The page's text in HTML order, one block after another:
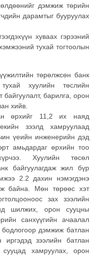
дэмжиж төрийн
дарамтыг бууруулах
хуваах гэрээний
тухай тогтоолын
төрөлжсөн банк
хуулийн төслийн
барилга, орон
хийв.
өрхийг 11,2 их наяд
зээлд хамруулаад
үеийн инженерийн дэд
амьдардаг өрхийн тоо
Хуулийн төсөл
байгуулагдаж жил бүр
2.2 дахин нэмэгдэнэ
байна. Мөн төрөөс хэт
зах зээлийн
шилжих, орон сууцны
санхүүгийн ачаалал
дэмжиж батлан
иргэдэд зээлийн батлан
хамруулах, орон